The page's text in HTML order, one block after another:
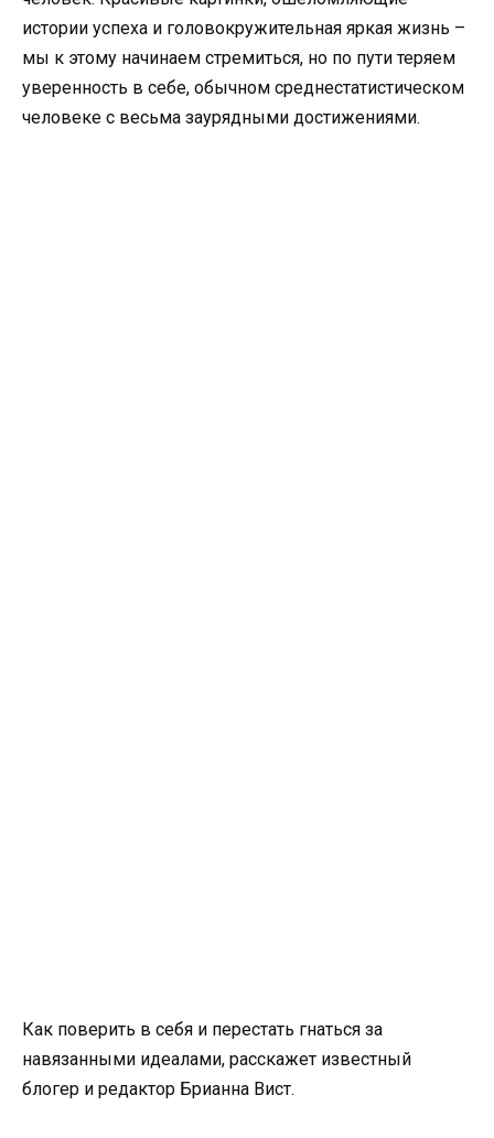
истории успеха и головокружительная яркая жизнь –
мы к этому начинаем стремиться, но по пути теряем
уверенность в себе, обычном среднестатистическом
человеке с весьма заурядными достижениями.
Как поверить в себя и перестать гнаться за
навязанными идеалами, расскажет известный
блогер и редактор Брианна Вист.